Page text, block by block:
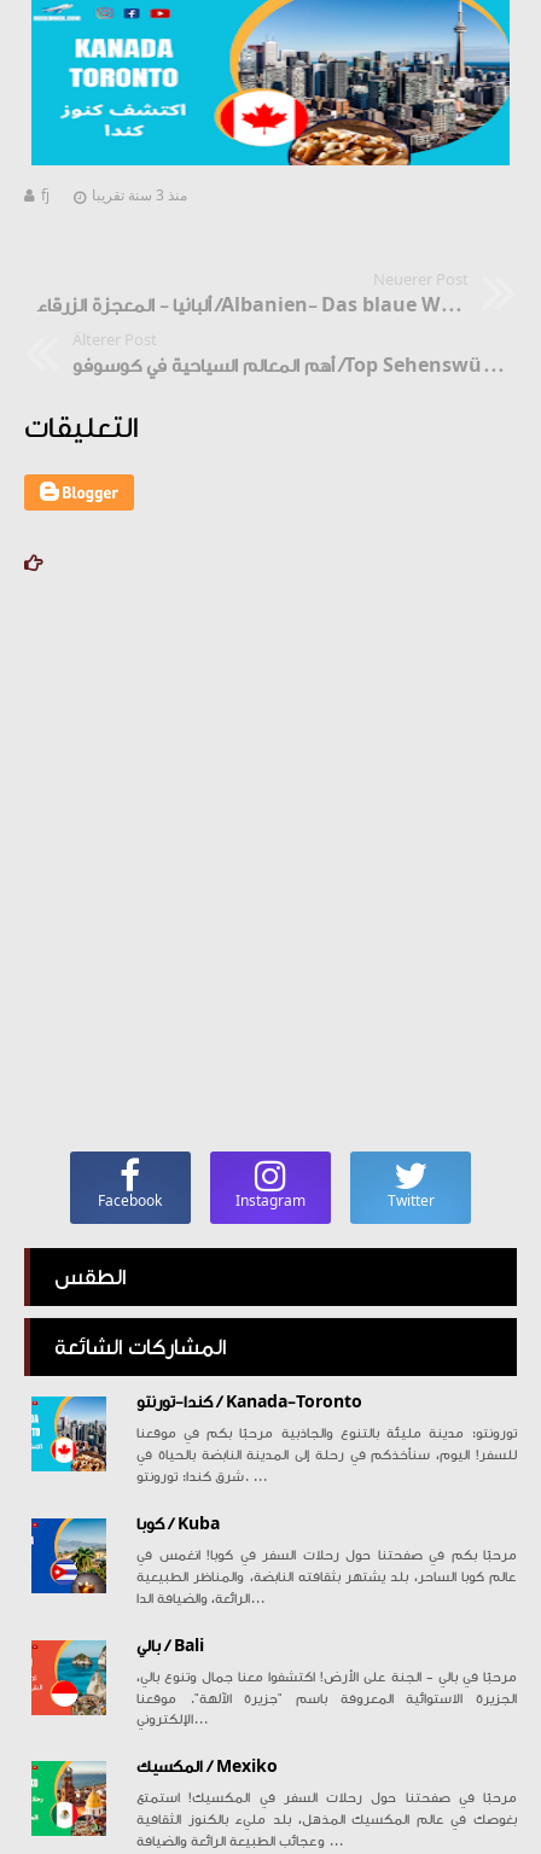
fj منذ 3 سنة تقريبا
Neuerer Post
ألبانيا - المعجزة الزرقاء /Albanien- Das blaue Wunder
Älterer Post
أهم المعالم السياحية في كوسوفو /Top Sehenswürdigkeiten in Kosovo
التعليقات
Facebook Instagram Twitter
الطقس
المشاركات الشائعة
كندا-تورنتو / Kanada-Toronto
تورونتو: مدينة مليئة بالتنوع والجاذبية مرحبًا بكم في موقعنا
للسفر! اليوم، سنأخذكم في رحلة إلى المدينة النابضة بالحياة في
شرق كندا: تورونتو. ...
كوبا / Kuba
مرحبًا بكم في صفحتنا حول رحلات السفر في كوبا! انغمس في
عالم كوبا الساحر، بلد يشتهر بثقافته النابضة، والمناظر الطبيعية
الرائعة، والضيافة الدا...
بالي / Bali
مرحبًا في بالي - الجنة على الأرض! اكتشفوا معنا جمال وتنوع بالي،
الجزيرة الاستوائية المعروفة باسم "جزيرة الآلهة". موقعنا
الإلكتروني...
المكسيك / Mexiko
مرحبًا في صفحتنا حول رحلات السفر في المكسيك! استمتع
بغوصك في عالم المكسيك المذهل، بلد مليء بالكنوز الثقافية
وعجائب الطبيعة الرائعة والضيافة ...